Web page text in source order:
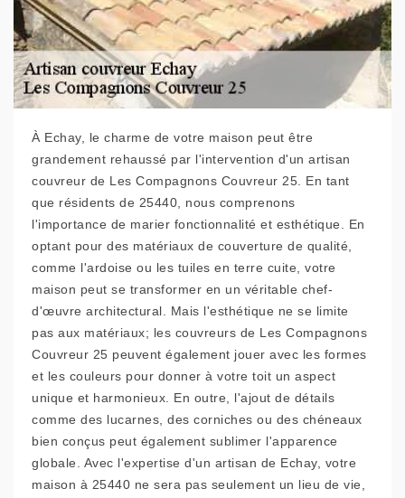
À Echay, le charme de votre maison peut être
grandement rehaussé par l'intervention d'un artisan
couvreur de Les Compagnons Couvreur 25. En tant
que résidents de 25440, nous comprenons
l'importance de marier fonctionnalité et esthétique. En
optant pour des matériaux de couverture de qualité,
comme l'ardoise ou les tuiles en terre cuite, votre
maison peut se transformer en un véritable chef-
d'œuvre architectural. Mais l'esthétique ne se limite
pas aux matériaux; les couvreurs de Les Compagnons
Couvreur 25 peuvent également jouer avec les formes
et les couleurs pour donner à votre toit un aspect
unique et harmonieux. En outre, l'ajout de détails
comme des lucarnes, des corniches ou des chéneaux
bien conçus peut également sublimer l'apparence
globale. Avec l'expertise d'un artisan de Echay, votre
maison à 25440 ne sera pas seulement un lieu de vie,